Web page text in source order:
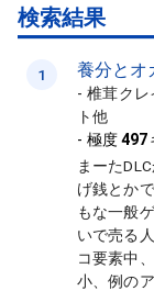
検索結果
1 養分とオ
-椎茸クレ
ト他
-極度497
まーた
げ銭とか
もな一般
いで売る
コ要素中
小、例の